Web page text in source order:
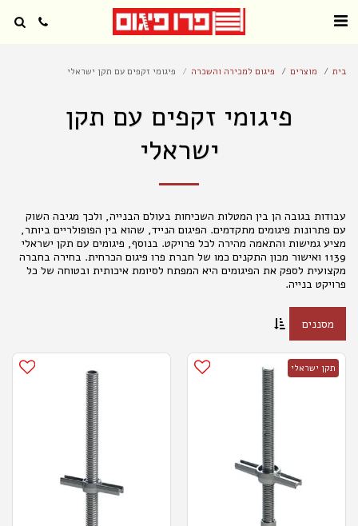
בית מוצרים פיגום למכירה והשכרה פיגומי זקפים עם תקן ישראלי
פיגומי זקפים עם תקן
ישראלי
עבודות בגובה הן בין המטלות השכיחות בעולם הבנייה, ולכך מגיבה השוק
עם פתרונות פיגומים מתקדמים. הפיגום הנייד, שהוא בין הפופולריים ביותר,
מציע גמישות והתאמה מהירה לכל פרויקט. בנוסף, פיגומים עם תקן ישראלי
1139 ואישור מכון התקנים כמו של חברת פרו פיגום הכרחית. בחירה בחברה
מקצועית לספק את הפיגומים היא המפתח לסיומת איכותית ובטוחה של כל
פרויקט בנייה.
מסננים
תקן ישראלי